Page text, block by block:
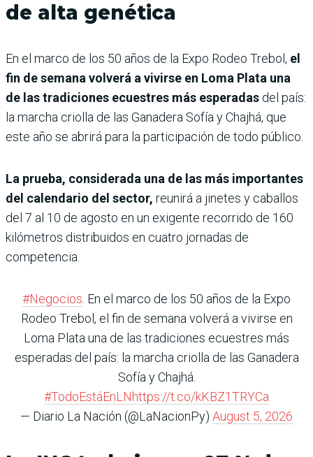
de alta genética
En el marco de los 50 años de la Expo Rodeo Trebol, el
fin de semana volverá a vivirse en Loma Plata una
de las tradiciones ecuestres más esperadas del país:
la marcha criolla de las Ganadera Sofía y Chajhá, que
este año se abrirá para la participación de todo público.
La prueba, considerada una de las más importantes
del calendario del sector, reunirá a jinetes y caballos
del 7 al 10 de agosto en un exigente recorrido de 160
kilómetros distribuidos en cuatro jornadas de
competencia.
#Negocios. En el marco de los 50 años de la Expo
Rodeo Trebol, el fin de semana volverá a vivirse en
Loma Plata una de las tradiciones ecuestres más
esperadas del país: la marcha criolla de las Ganadera
Sofía y Chajhá.
#TodoEstáEnLNhttps://t.co/kKBZ1TRYCa
— Diario La Nación (@LaNacionPy) August 5, 2026